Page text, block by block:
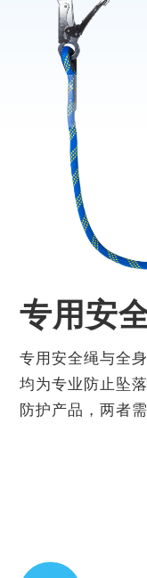
专用安
专用安全绳与全
均为专业防止坠
防护产品，两者